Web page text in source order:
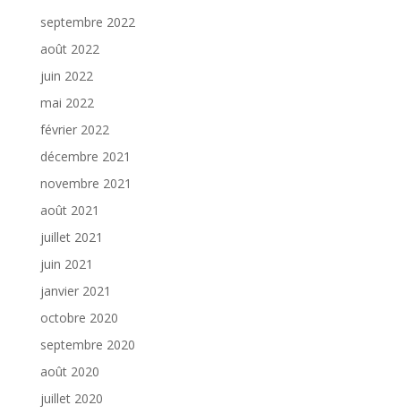
septembre 2022
août 2022
juin 2022
mai 2022
février 2022
décembre 2021
novembre 2021
août 2021
juillet 2021
juin 2021
janvier 2021
octobre 2020
septembre 2020
août 2020
juillet 2020